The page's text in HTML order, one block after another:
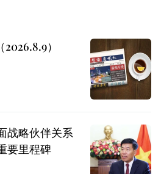
）
战略伙伴关系
要里程碑